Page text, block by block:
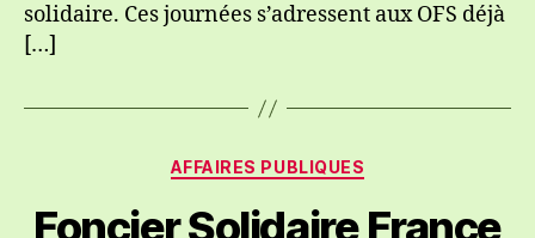
solidaire. Ces journées s’adressent aux OFS déjà
[…]
Catégories
AFFAIRES PUBLIQUES
Foncier Solidaire France